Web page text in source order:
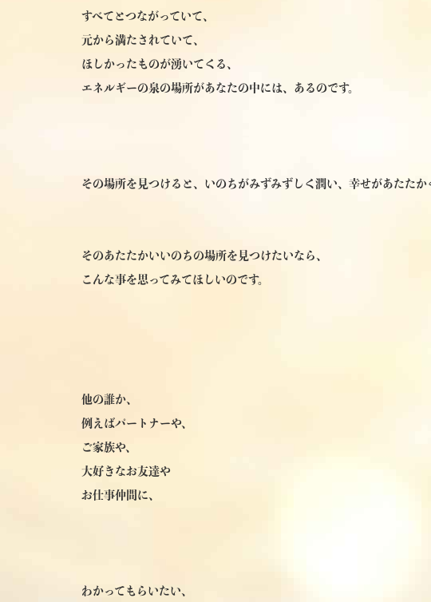
すべてとつながっていて、
元から満たされていて、
ほしかったものが湧いてくる、
エネルギーの泉の場所があなたの中には、あるのです。
その場所を見つけると、いのちがみずみずしく潤い、幸せがあたたか
そのあたたかいいのちの場所を見つけたいなら、
こんな事を思ってみてほしいのです。
他の誰か、
例えばパートナーや、
ご家族や、
大好きなお友達や
お仕事仲間に、
わかってもらいたい、